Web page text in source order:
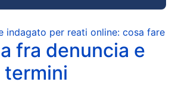
indagato per reati online: cosa fare
fra denuncia e
termini